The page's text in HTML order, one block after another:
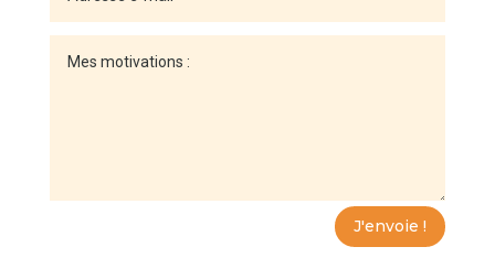
J'envoie !